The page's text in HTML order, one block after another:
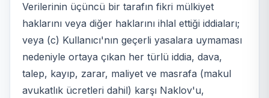
Verilerinin üçüncü bir tarafın fikri mülkiyet
haklarını veya diğer haklarını ihlal ettiği iddiaları;
veya (c) Kullanıcı'nın geçerli yasalara uymaması
nedeniyle ortaya çıkan her türlü iddia, dava,
talep, kayıp, zarar, maliyet ve masrafa (makul
avukatlık ücretleri dahil) karşı Naklov'u,